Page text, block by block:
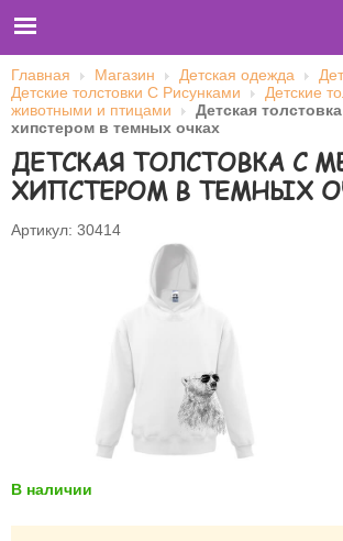
Футболки
Толстовки (кенгурушки)
Свитшоты
Бейсболки
Имя пользователя (логин)
Запомнить меня
Главная Магазин Детская одежда
Детские толстовки С Рисунками
Детские
животными и птицами
Детская
хипстером в темных очках
ДЕТСКАЯ ТОЛСТОВКА С
ХИПСТЕРОМ В ТЕМНЫХ
Артикул: 30414
В наличии